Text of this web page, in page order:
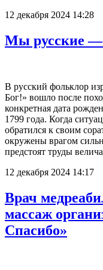
12 декабря 2024 14:28
Мы русские —
В русский фольклор
Бог!» вошло после
конкретная дата
1799 года. Когда
обратился к своим
окружены врагом
предстоят труды
12 декабря 2024 14:17
Врач
массаж
Спасибо»